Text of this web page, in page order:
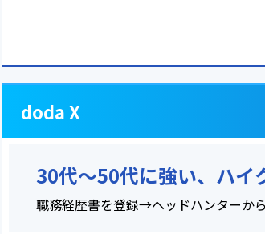
doda X
30代〜50代に強い、ハイ
職務経歴書を登録→ヘッドハンターか